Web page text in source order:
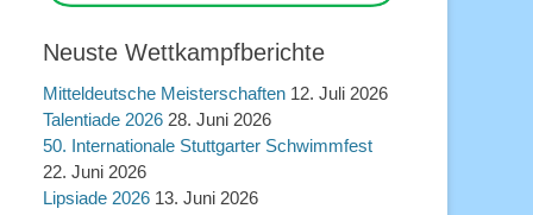
Neuste Wettkampfberichte
Mitteldeutsche Meisterschaften 12. Juli 2026
Talentiade 2026 28. Juni 2026
50. Internationale Stuttgarter Schwimmfest
22. Juni 2026
Lipsiade 2026 13. Juni 2026